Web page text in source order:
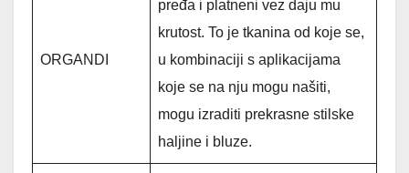
ORGANDI
pređa i platneni vez daju mu
krutost. To je tkanina od koje se,
u kombinaciji s aplikacijama
koje se na nju mogu našiti,
mogu izraditi prekrasne stilske
haljine i bluze.